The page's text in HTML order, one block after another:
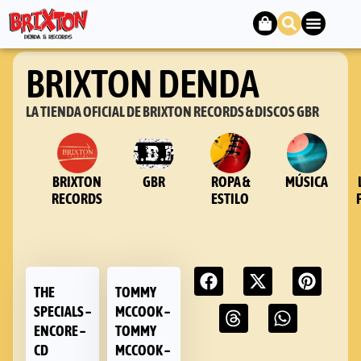
BRIXTON DENDA
LA TIENDA OFICIAL DE BRIXTON RECORDS & DISCOS GBR
BRIXTON
RECORDS
GBR
ROPA &
ESTILO
MÚSICA
THE
SPECIALS –
ENCORE –
CD
TOMMY
MCCOOK –
TOMMY
MCCOOK –